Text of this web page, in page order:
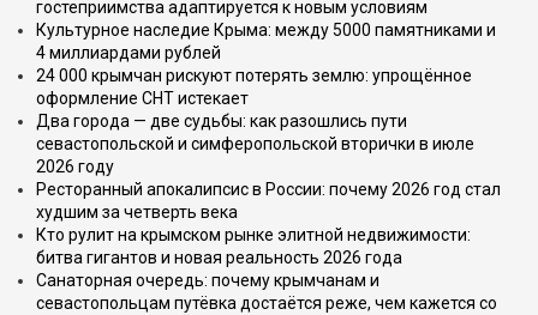
гостеприимства адаптируется к новым условиям
Культурное наследие Крыма: между 5000 памятниками и
4 миллиардами рублей
24 000 крымчан рискуют потерять землю: упрощённое
оформление СНТ истекает
Два города — две судьбы: как разошлись пути
севастопольской и симферопольской вторички в июле
2026 году
Ресторанный апокалипсис в России: почему 2026 год стал
худшим за четверть века
Кто рулит на крымском рынке элитной недвижимости:
битва гигантов и новая реальность 2026 года
Санаторная очередь: почему крымчанам и
севастопольцам путёвка достаётся реже, чем кажется со